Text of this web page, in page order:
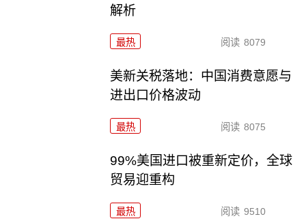
解析
最热 阅读 8079
美新关税落地：中国消费意愿与
进出口价格波动
最热 阅读 8075
99%美国进口被重新定价，全球
贸易迎重构
最热 阅读 9510